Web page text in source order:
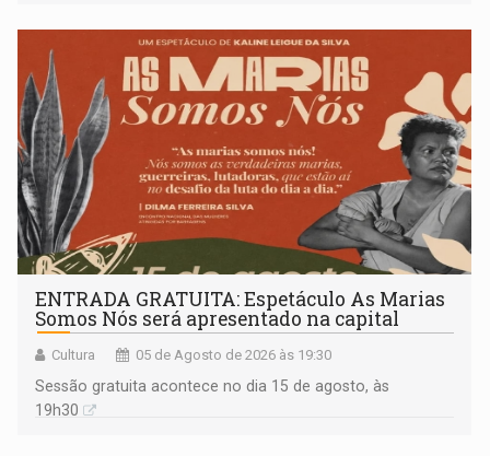
ENTRADA GRATUITA: Espetáculo As Marias
Somos Nós será apresentado na capital
Cultura 05 de Agosto de 2026 às 19:30
Sessão gratuita acontece no dia 15 de agosto, às
19h30